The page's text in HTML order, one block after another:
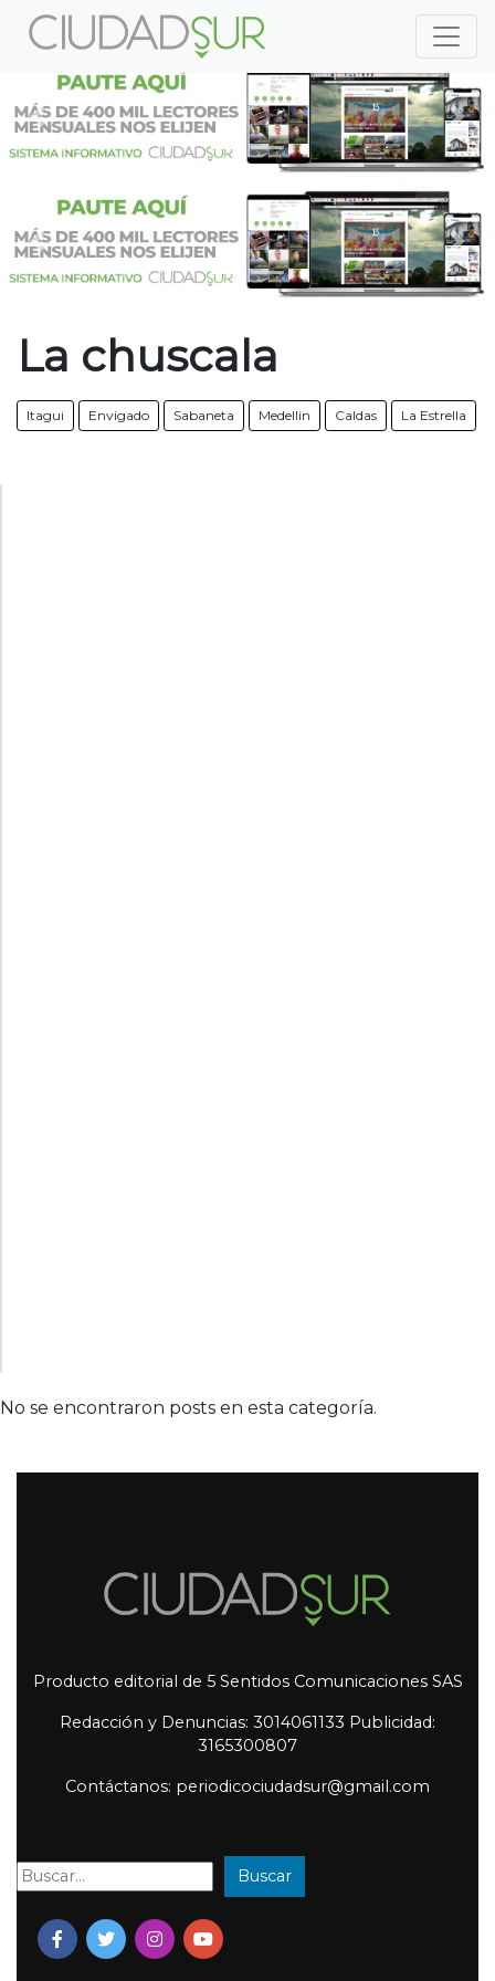
Previous
Previous
La chuscala
Itagui Envigado Sabaneta Medellin Caldas La Estrella
No se encontraron posts en esta categoría.
Producto editorial de 5 Sentidos Comunicaciones SAS
Redacción y Denuncias: 3014061133 Publicidad:
3165300807
Contáctanos: periodicociudadsur@gmail.com
Buscar: Buscar